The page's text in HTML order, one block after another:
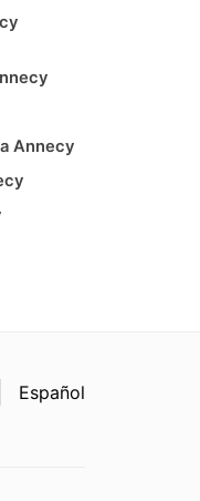
Annecy
Español